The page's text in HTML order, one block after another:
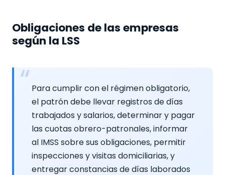
Obligaciones de las empresas
según la LSS
Para cumplir con el régimen obligatorio,
el patrón debe llevar registros de días
trabajados y salarios, determinar y pagar
las cuotas obrero-patronales, informar
al IMSS sobre sus obligaciones, permitir
inspecciones y visitas domiciliarias, y
entregar constancias de días laborados